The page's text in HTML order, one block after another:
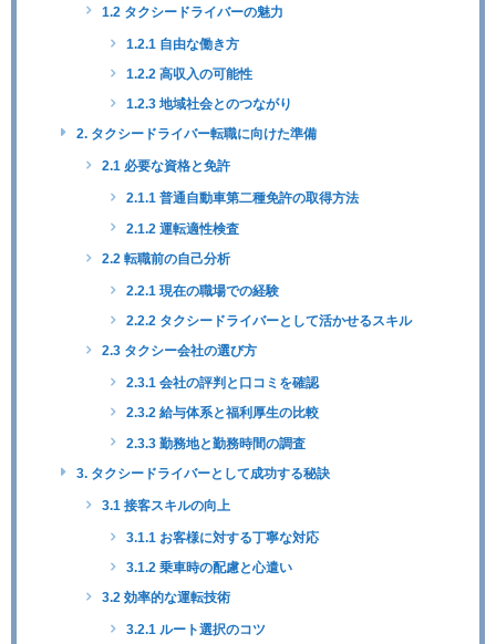
1.2 タクシードライバーの魅力
1.2.1 自由な働き方
1.2.2 高収入の可能性
1.2.3 地域社会とのつながり
2. タクシードライバー転職に向けた準備
2.1 必要な資格と免許
2.1.1 普通自動車第二種免許の取得方法
2.1.2 運転適性検査
2.2 転職前の自己分析
2.2.1 現在の職場での経験
2.2.2 タクシードライバーとして活かせるスキル
2.3 タクシー会社の選び方
2.3.1 会社の評判と口コミを確認
2.3.2 給与体系と福利厚生の比較
2.3.3 勤務地と勤務時間の調査
3. タクシードライバーとして成功する秘訣
3.1 接客スキルの向上
3.1.1 お客様に対する丁寧な対応
3.1.2 乗車時の配慮と心遣い
3.2 効率的な運転技術
3.2.1 ルート選択のコツ